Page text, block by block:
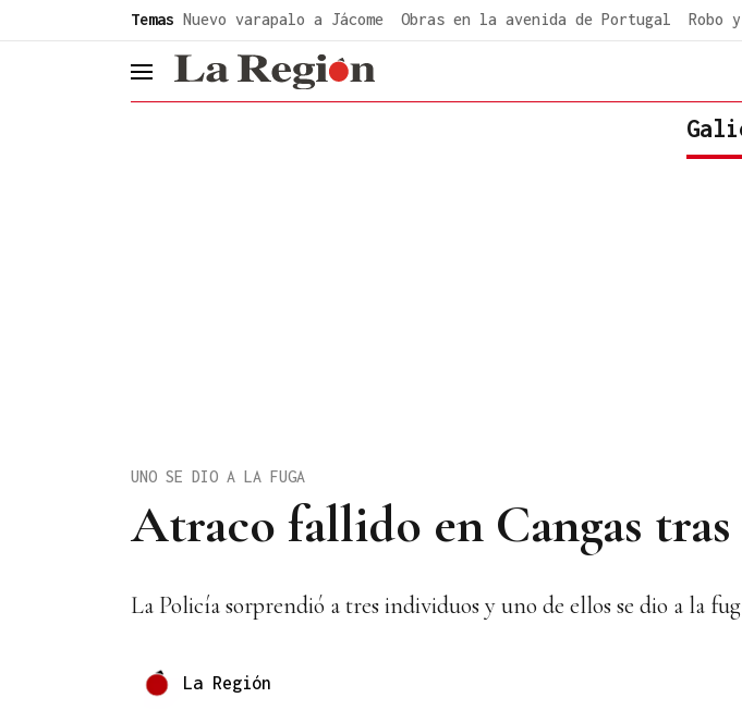
Temas Nuevo varapalo a Jácome Obras en la avenida de Portugal Robo
header.menu.open
Atraco fallido en Cangas
UNO SE DIO A LA FUGA
La Policía sorprendió a tres individuos y uno de ellos se dio a la
La Región